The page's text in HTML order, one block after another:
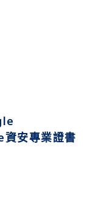
安專業證書